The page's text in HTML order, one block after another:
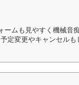
ムも見やすく機械音
定変更やキャンセルも